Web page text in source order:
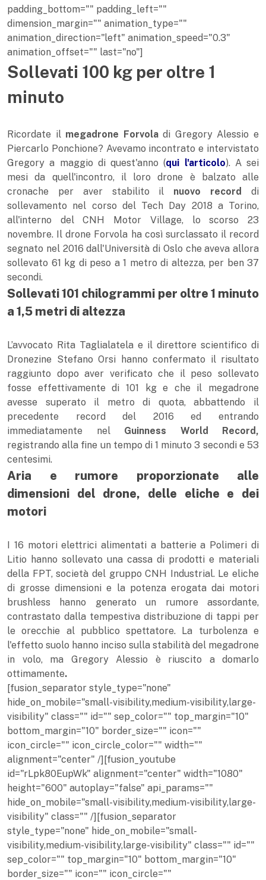
padding_bottom="" padding_left=""
dimension_margin="" animation_type=""
animation_direction="left" animation_speed="0.3"
animation_offset="" last="no"]
Sollevati 100 kg per oltre 1
minuto
Ricordate il megadrone Forvoladi Gregory Alessio e
Piercarlo Ponchione? Avevamo incontrato e intervistato
Gregory a maggio di quest'anno (qui l'articolo). A sei
mesi da quell'incontro, il loro drone è balzato alle
cronache per aver stabilito il nuovo record
di
sollevamento nel corso del Tech Day 2018 a Torino,
all'interno del CNH Motor Village, lo scorso 23
novembre. Il drone Forvola ha così surclassato il record
segnato nel 2016 dall'Università di Oslo che aveva allora
sollevato 61 kg di peso a 1 metro di altezza, per ben 37
secondi.
Sollevati 101 chilogrammi per oltre 1 minuto
a 1,5 metri di altezza
L’avvocato Rita Taglialatela e il direttore scientifico di
Dronezine Stefano Orsi hanno confermato il risultato
raggiunto dopo aver verificato che il peso sollevato
fosse effettivamente di 101 kg e che il megadrone
avesse superato il metro di quota, abbattendo il
precedente record del 2016 ed entrando
immediatamente nel Guinness World Record,
registrando alla fine un tempo di 1 minuto 3 secondi e 53
centesimi.
Aria e rumore proporzionate alle
dimensioni del drone, delle eliche e dei
motori
I 16 motori elettrici alimentati a batterie a Polimeri di
Litio hanno sollevato una cassa di prodotti e materiali
della FPT, società del gruppo CNH Industrial. Le eliche
di grosse dimensioni e la potenza erogata dai motori
brushless hanno generato un rumore assordante,
contrastato dalla tempestiva distribuzione di tappi per
le orecchie al pubblico spettatore. La turbolenza e
l'effetto suolo hanno inciso sulla stabilità del megadrone
in volo, ma Gregory Alessio è riuscito a domarlo
ottimamente.
[fusion_separator style_type="none"
hide_on_mobile="small-visibility,medium-visibility,large-
visibility" class="" id="" sep_color="" top_margin="10"
bottom_margin="10" border_size="" icon=""
icon_circle="" icon_circle_color="" width=""
alignment="center" /][fusion_youtube
id="rLpk80EupWk" alignment="center" width="1080"
height="600" autoplay="false" api_params=""
hide_on_mobile="small-visibility,medium-visibility,large-
visibility" class="" /][fusion_separator
style_type="none" hide_on_mobile="small-
visibility,medium-visibility,large-visibility" class="" id=""
sep_color="" top_margin="10" bottom_margin="10"
border_size="" icon="" icon_circle=""